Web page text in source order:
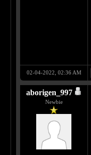
02-04-2022, 02:36 AM
aborigen_997
Newbie